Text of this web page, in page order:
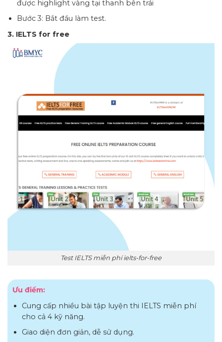
được highlight vàng tại thanh bên trái
Bước 3: Bắt đầu làm test.
3. IELTS for free
Test IELTS miễn phí ielts-for-free
Ưu điểm:
Cung cấp nhiều bài tập luyện thi IELTS miễn phí
cho cả 4 kỹ năng.
Giao diện đơn giản, dễ sử dụng.